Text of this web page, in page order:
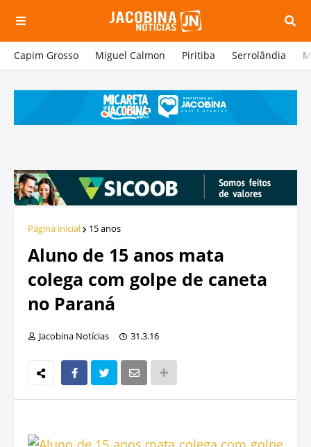
Capim Grosso Miguel Calmon Piritiba Serrolândia
Página inicial 15 anos
Aluno de 15 anos mata
colega com golpe de caneta
no Paraná
Jacobina Notícias 31.3.16